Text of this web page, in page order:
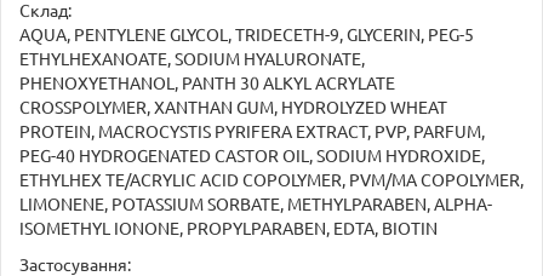
Склад:
AQUA, PENTYLENE GLYCOL, TRIDECETH-9, GLYCERIN, PEG-5
ETHYLHEXANOATE, SODIUM HYALURONATE,
PHENOXYETHANOL, PANTH 30 ALKYL ACRYLATE
CROSSPOLYMER, XANTHAN GUM, HYDROLYZED WHEAT
PROTEIN, MACROCYSTIS PYRIFERA EXTRACT, PVP, PARFUM,
PEG-40 HYDROGENATED CASTOR OIL, SODIUM HYDROXIDE,
ETHYLHEX TE/ACRYLIC ACID COPOLYMER, PVM/MA COPOLYMER,
LIMONENE, POTASSIUM SORBATE, METHYLPARABEN, ALPHA-
ISOMETHYL IONONE, PROPYLPARABEN, EDTA, BIOTIN
Застосування: